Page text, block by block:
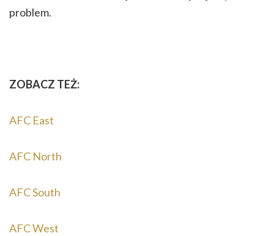
problem.
ZOBACZ TEŻ:
AFC East
AFC North
AFC South
AFC West